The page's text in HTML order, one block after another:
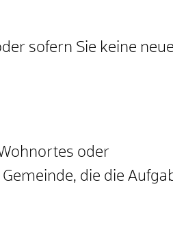
sofern Sie keine
oder
die die